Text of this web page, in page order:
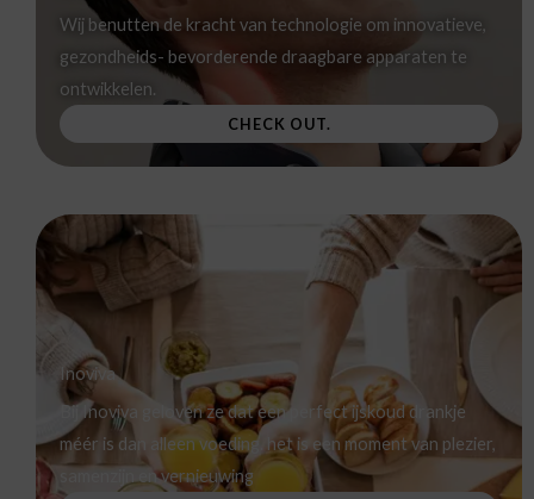
Wij benutten de kracht van technologie om innovatieve,
gezondheids- bevorderende draagbare apparaten te
ontwikkelen.
CHECK OUT.
Inoviva
Bij Inoviva geloven ze dat een perfect ijskoud drankje
méér is dan alleen voeding. het is een moment van plezier,
samenzijn en vernieuwing